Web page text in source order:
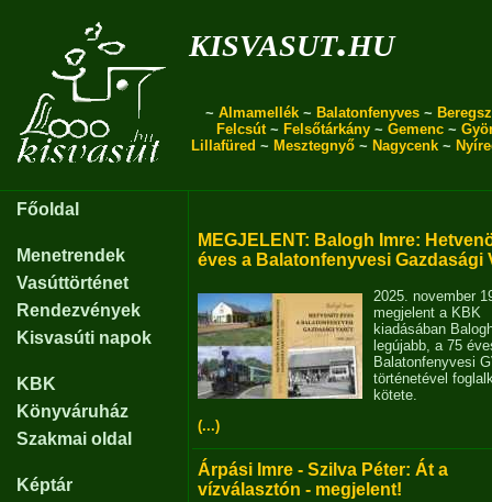
kisvasut.hu
~ Almamellék ~ Balatonfenyves ~
Felcsút~ Felsőtárkány ~ Gemenc ~
Lillafüred ~ Mesztegnyő ~ Nagycenk ~
Főoldal
Menetrendek
Vasúttörténet
Rendezvények
Kisvasúti napok
KBK
Könyváruház
Szakmai oldal
Képtár
MEGJELENT: Balogh Imre:
éves a Balatonfenyvesi Gazdasági
2025. november
megjelent a KBK
kiadásában
legújabb, a 75
Balatonfenyvesi
történetével
kötete.
(...)
Árpási Imre - Szilva Péter: Át a
vízválasztón - megjelent!